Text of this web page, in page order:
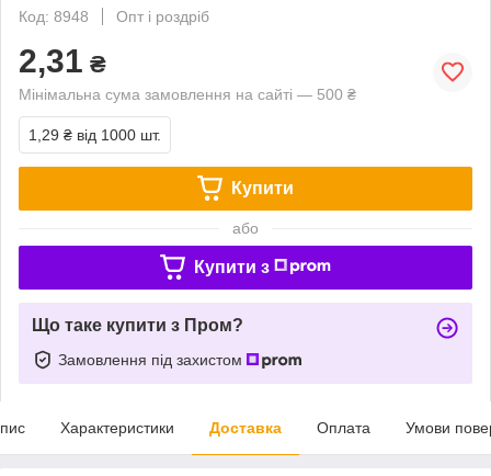
Код: 8948
Опт і роздріб
2,31 ₴
Мінімальна сума замовлення на сайті — 500 ₴
1,29 ₴ від 1000 шт.
Купити
або
Купити з
Що таке купити з Пром?
Замовлення під захистом
Характеристики Доставка Оплата Умови